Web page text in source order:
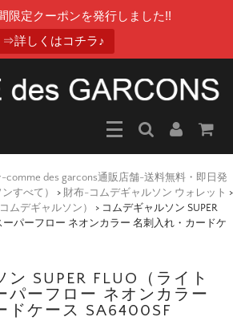
限定クーポンを発行しました!!
⇒詳しくはコチラ♪
comme des garcons通販店舗-送料無料・即日発
すべて） > 財布-コムデギャルソン ウォレット >
ムデギャルソン）
> コムデギャルソン SUPER
ーパーフロー ネオンカラー 名刺入れ・カードケ
ン SUPER FLUO（ライト
パーフロー ネオンカラー
ドケース SA6400SF